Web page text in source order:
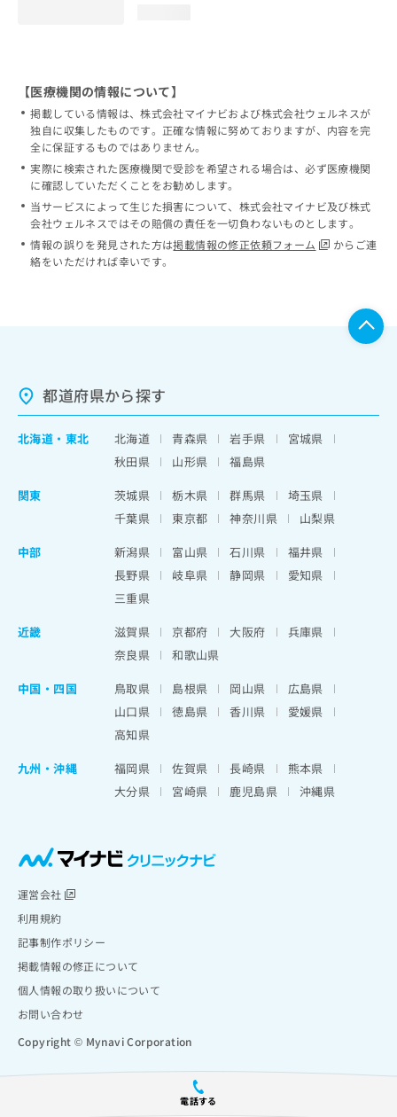
電話する
【医療機関の情報について】
掲載している情報は、株式会社マイナビおよび株式会社ウェルネスが
独自に収集したものです。正確な情報に努めておりますが、内容を完
全に保証するものではありません。
実際に検索された医療機関で受診を希望される場合は、必ず医療機関
に確認していただくことをお勧めします。
当サービスによって生じた損害について、株式会社マイナビ及び株式
会社ウェルネスではその賠償の責任を一切負わないものとします。
情報の誤りを発見された方は掲載情報の修正依頼フォーム
からご連
絡をいただければ幸いです。
都道府県から探す
北海道 ・ 東北 北海道 青森県 岩手県
宮城県
秋田県
山形県
福島県
関東
茨城県 栃木県 群馬県
埼玉県
千葉県
東京都 神奈川県
山梨県
中部
新潟県 富山県 石川県
福井県
長野県
岐阜県 静岡県
愛知県
三重県
近畿
滋賀県 京都府 大阪府
兵庫県
奈良県
和歌山県
中国・四国
鳥取県 島根県 岡山県
広島県
山口県
徳島県 香川県
愛媛県
高知県
九州・沖縄
福岡県 佐賀県 長崎県
熊本県
大分県
宮崎県 鹿児島県 沖縄県
運営会社
利用規約
記事制作ポリシー
掲載情報の修正について
個人情報の取り扱いについて
お問い合わせ
Copyright © Mynavi Corporation